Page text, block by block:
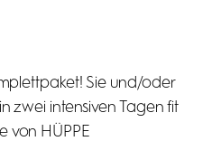
Sie und/oder
zwei intensiven Tagen fit
von HÜPPE